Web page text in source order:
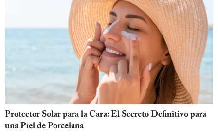
Protector Solar para la Cara: El Secreto Definitivo para
una Piel de Porcelana